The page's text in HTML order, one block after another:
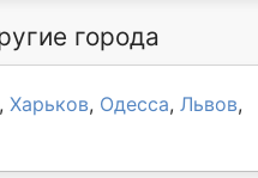
города
, Харьков, Одесса, Львов,